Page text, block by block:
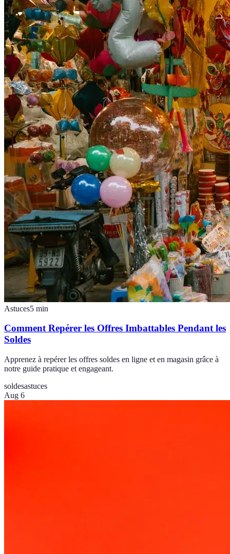
Astuces5 min
Comment Repérer les Offres Imbattables Pendant les
Soldes
Apprenez à repérer les offres soldes en ligne et en magasin grâce à
notre guide pratique et engageant.
soldesastuces
Aug 6